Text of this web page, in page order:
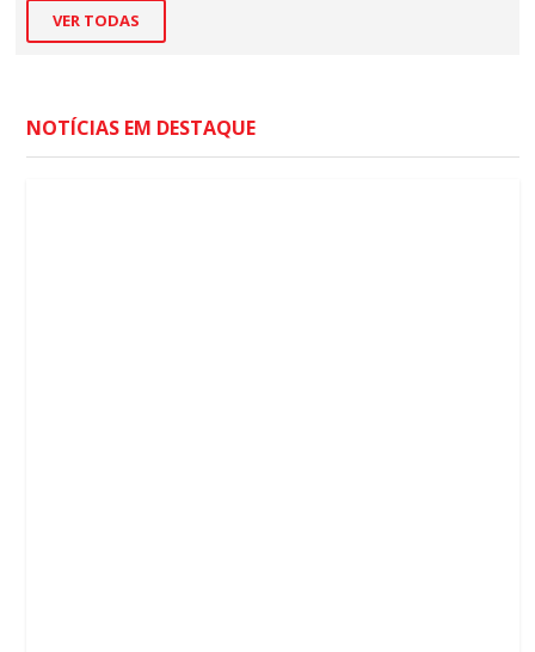
VER TODAS
NOTÍCIAS EM DESTAQUE